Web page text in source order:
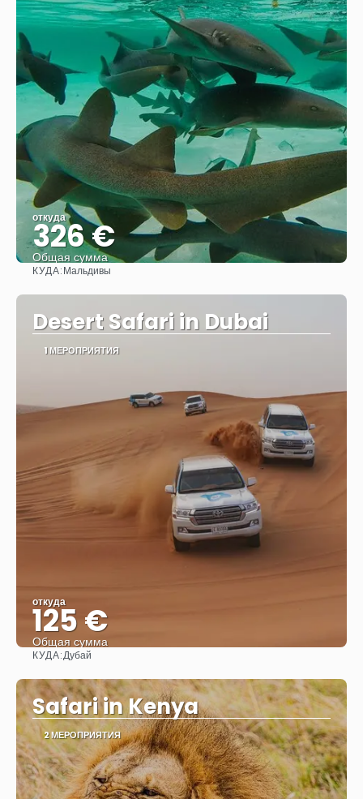
откуда
326 €
Общая сумма
КУДА:Мальдивы
Desert Safari in Dubai
1 МЕРОПРИЯТИЯ
откуда
125 €
Общая сумма
КУДА:Дубай
Safari in Kenya
2 МЕРОПРИЯТИЯ